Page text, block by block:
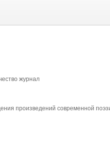
журнал
произведений современной